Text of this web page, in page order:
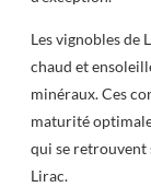
Les vignobles de
chaud et
minéraux. Ces
maturité
qui se retrouvent
Lirac.